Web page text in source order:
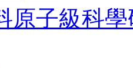
原子級科